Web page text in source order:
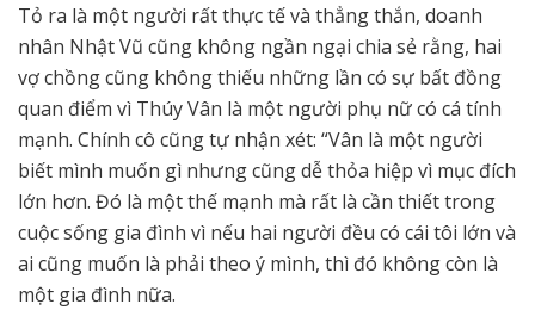
Tỏ ra là một người rất thực tế và thẳng thắn, doanh
nhân Nhật Vũ cũng không ngần ngại chia sẻ rằng, hai
vợ chồng cũng không thiếu những lần có sự bất đồng
quan điểm vì Thúy Vân là một người phụ nữ có cá tính
mạnh. Chính cô cũng tự nhận xét: “Vân là một người
biết mình muốn gì nhưng cũng dễ thỏa hiệp vì mục đích
lớn hơn. Đó là một thế mạnh mà rất là cần thiết trong
cuộc sống gia đình vì nếu hai người đều có cái tôi lớn và
ai cũng muốn là phải theo ý mình, thì đó không còn là
một gia đình nữa.